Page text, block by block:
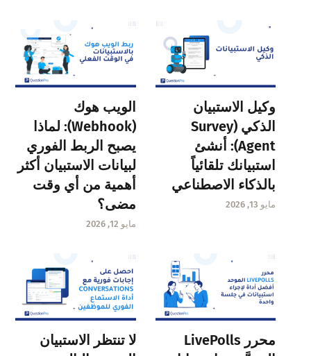
وكيل الاستبيان
الذكي (Survey
Agent): أنشئ
استبيانك تلقائياً
بالذكاء الاصطناعي
مايو 13, 2026
الويب هوك
(Webhook): لماذا
يصبح الربط الفوري
لبيانات الاستبيان أكثر
أهمية من أي وقت
مضى؟
مايو 12, 2026
محرر LivePolls
لا تنتظر الاستبيان